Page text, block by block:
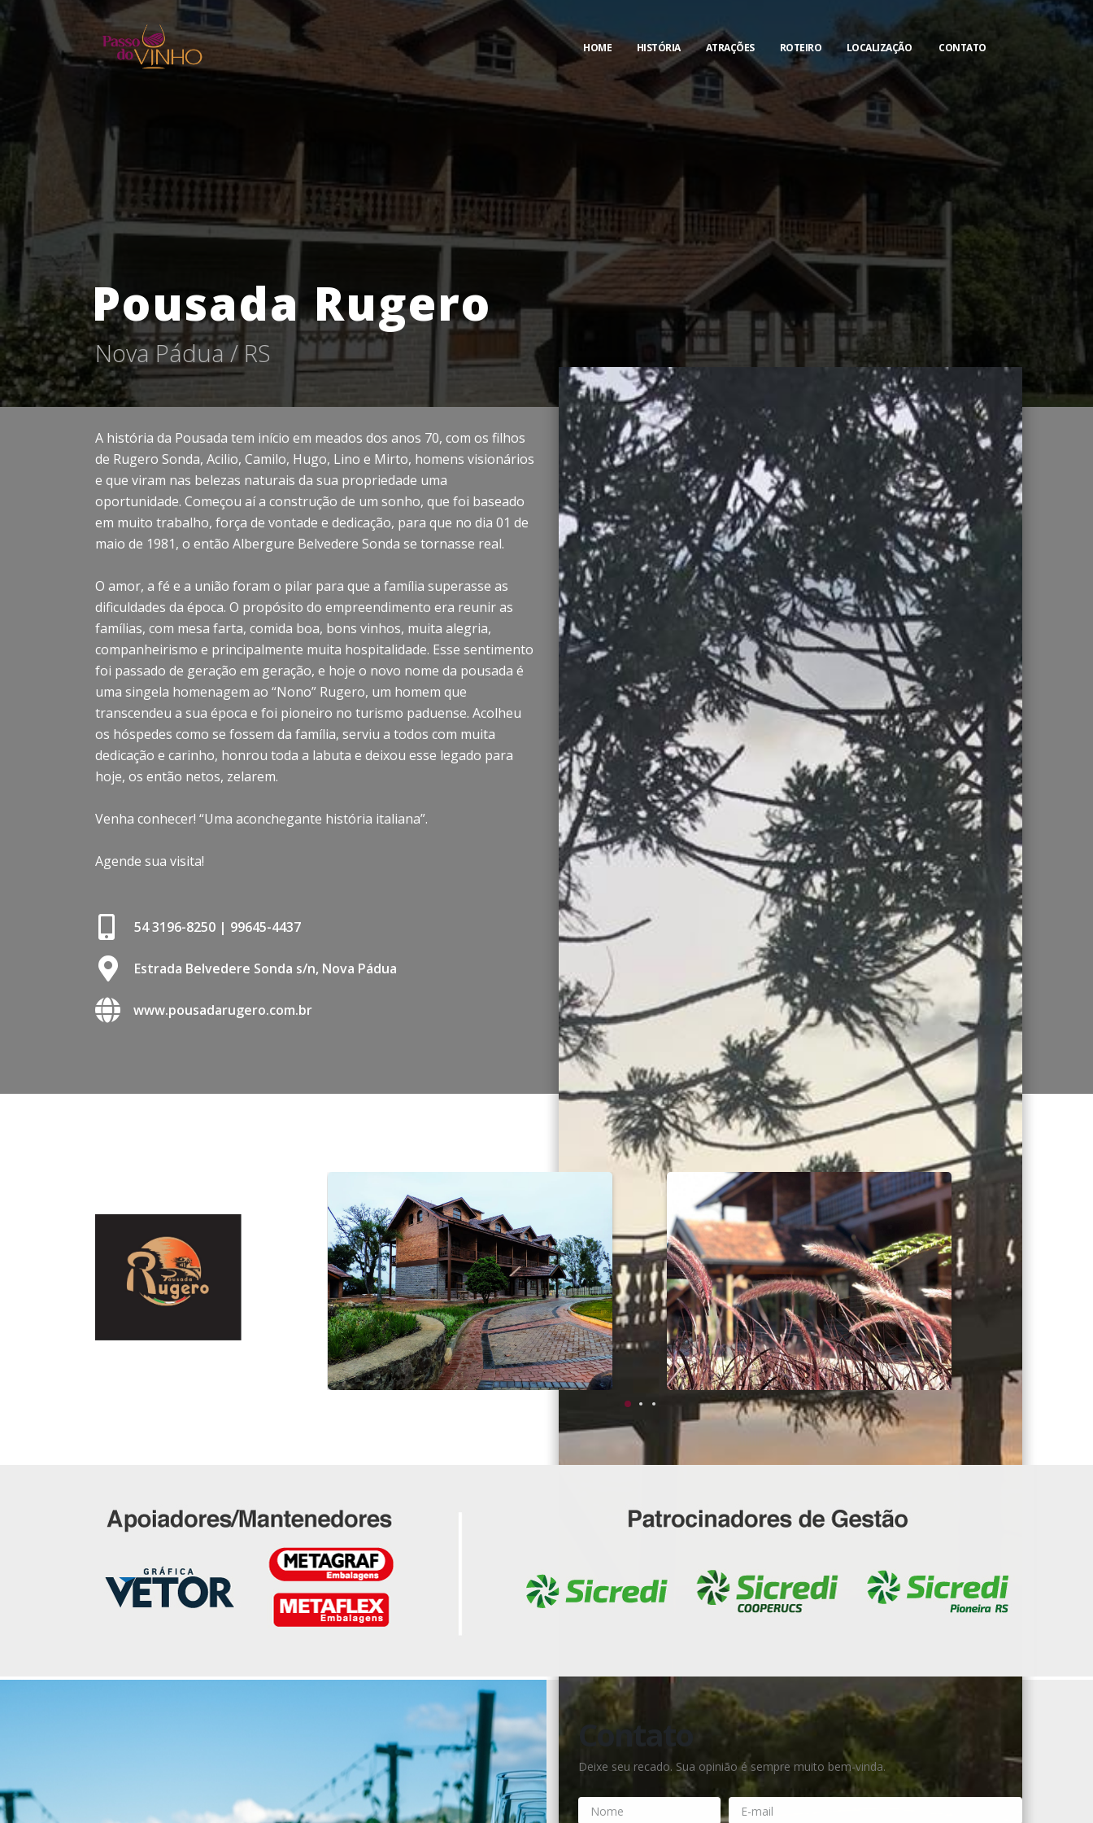
HOME HISTÓRIA ATRAÇÕES ROTEIRO LOCALIZAÇÃO CONTATO
Pousada Rugero
Nova Pádua/ RS
A história da Pousada tem início em meados dos anos 70, com os filhos
de Rugero Sonda, Acilio, Camilo, Hugo, Lino e Mirto, homens visionários
e que viram nas belezas naturais da sua propriedade uma
oportunidade. Começou aí a construção de um sonho, que foi baseado
em muito trabalho, força de vontade e dedicação, para que no dia 01 de
maio de 1981, o então Albergure Belvedere Sonda se tornasse real.
O amor, a fé e a união foram o pilar para que a família superasse as
dificuldades da época. O propósito do empreendimento era reunir as
famílias, com mesa farta, comida boa, bons vinhos, muita alegria,
companheirismo e principalmente muita hospitalidade. Esse sentimento
foi passado de geração em geração, e hoje o novo nome da pousada é
uma singela homenagem ao “Nono” Rugero, um homem que
transcendeu a sua época e foi pioneiro no turismo paduense. Acolheu
os hóspedes como se fossem da família, serviu a todos com muita
dedicação e carinho, honrou toda a labuta e deixou esse legado para
hoje, os então netos, zelarem.
Venha conhecer! “Uma aconchegante história italiana”.
Agende sua visita!
54 3196-8250 | 99645-4437
Estrada Belvedere Sonda s/n, Nova Pádua
www.pousadarugero.com.br
Contato
Deixe seu recado. Sua opinião é sempre muito bem-vinda.